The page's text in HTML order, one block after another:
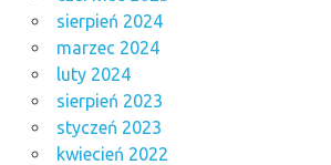
sierpień 2024
marzec 2024
luty 2024
sierpień 2023
styczeń 2023
kwiecień 2022